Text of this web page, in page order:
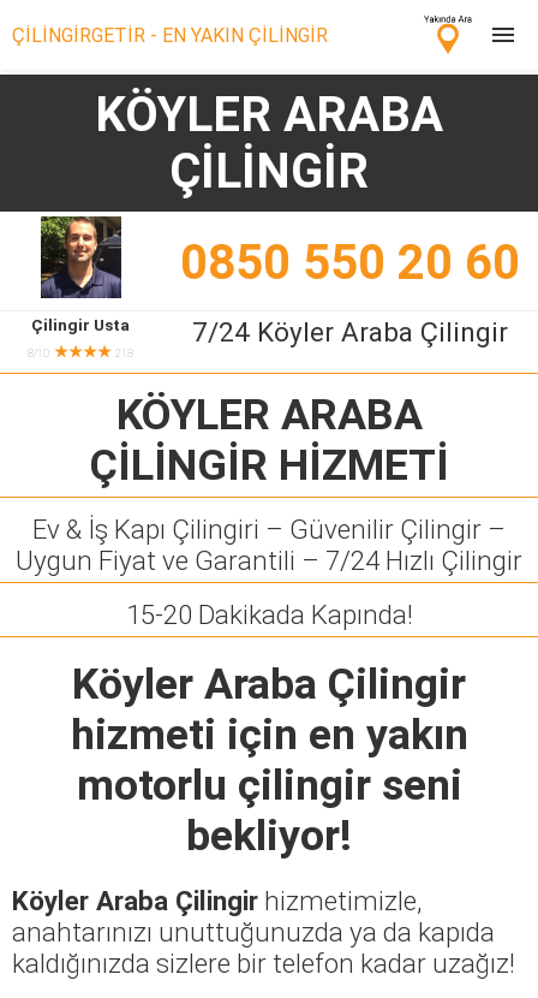
ÇİLİNGİRGETİR - EN YAKIN ÇİLİNGİR
Çilingir Ara
Çilingir misin? Bize Katıl!
KÖYLER ARABA
ÇİLİNGİR
0850 550 20 60
Çilingir Usta
8/10 ★★★★218
7/24 Köyler Araba Çilingir
KÖYLER ARABA
ÇİLİNGİR HİZMETİ
Ev & İş Kapı Çilingiri – Güvenilir Çilingir –
Uygun Fiyat ve Garantili – 7/24 Hızlı Çilingir
15-20 Dakikada Kapında!
Köyler Araba Çilingir
hizmeti için en yakın
motorlu çilingir seni
bekliyor!
Köyler Araba Çilingir hizmetimizle,
anahtarınızı unuttuğunuzda ya da kapıda
kaldığınızda sizlere bir telefon kadar uzağız!